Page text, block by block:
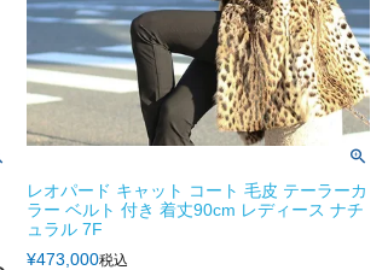
レオパード キャット コート 毛皮 テーラーカ
ラー ベルト 付き 着丈90cm レディース ナチ
ュラル 7F
¥473,000税込